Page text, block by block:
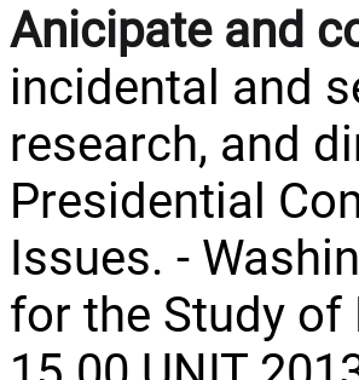
Anicipate and
incidental and
research, and
Presidential
Issues. -
for the Study of